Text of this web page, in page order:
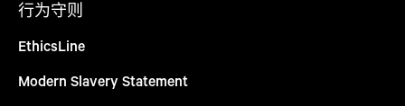
行为守则
EthicsLine
Modern Slavery Statement